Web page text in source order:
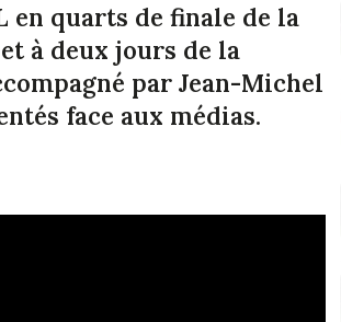
quarts de finale de la
à deux jours de la
par Jean-Michel
face aux médias.